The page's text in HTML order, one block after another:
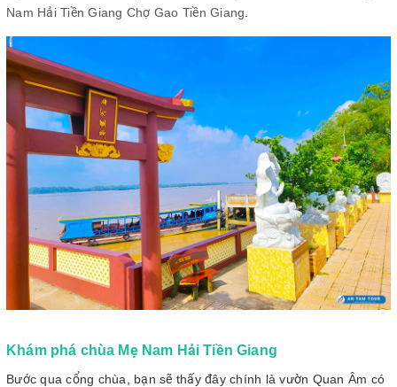
Nam Hải Tiền Giang Chợ Gao Tiền Giang
Khám phá chùa Mẹ Nam Hải Tiền Giang
Bước qua cổng chùa, bạn sẽ thấy đây chính là vườn Quan Âm có